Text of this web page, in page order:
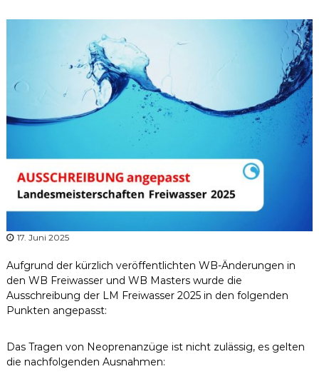
b
N
e
e
r
s
a
h
s
e
n
17. Juni 2025
Aufgrund der kürzlich veröffentlichten WB-Änderungen in
den WB Freiwasser und WB Masters wurde die
Ausschreibung der LM Freiwasser 2025 in den folgenden
Punkten angepasst:
Das Tragen von Neoprenanzüge ist nicht zulässig, es gelten
die nachfolgenden Ausnahmen: